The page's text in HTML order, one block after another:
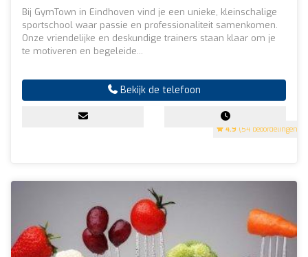
4.9 (54 beoordelingen)
Bij GymTown in Eindhoven vind je een unieke, kleinschalige
sportschool waar passie en professionaliteit samenkomen.
Onze vriendelijke en deskundige trainers staan klaar om je
te motiveren en begeleide...
Bekijk de telefoon